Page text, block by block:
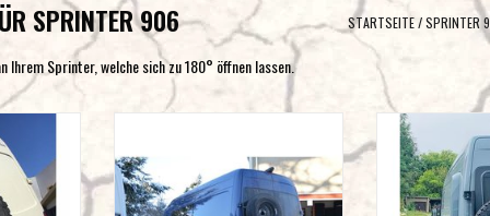
SPRINTER 906 STARTSEITE/SPRINTER
Sprinter, welche sich zu 180° öffnen lassen.
Crafter I
für
Tür)
links oder rechts (180° Tür)
ZUM WARENKORB HINZUFÜGEN
Mercedes
links
ZUM